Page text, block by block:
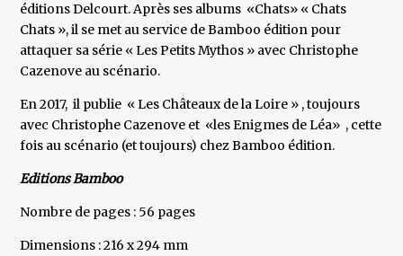
éditions Delcourt. Après ses albums «Chats» « Chats
Chats », il se met au service de Bamboo édition pour
attaquer sa série « Les Petits Mythos » avec Christophe
Cazenove au scénario.
En 2017, il publie « Les Châteaux de la Loire » , toujours
avec Christophe Cazenove et «les Enigmes de Léa» , cette
fois au scénario (et toujours) chez Bamboo édition.
Editions Bamboo
Nombre de pages : 56 pages
Dimensions : 216 x 294 mm